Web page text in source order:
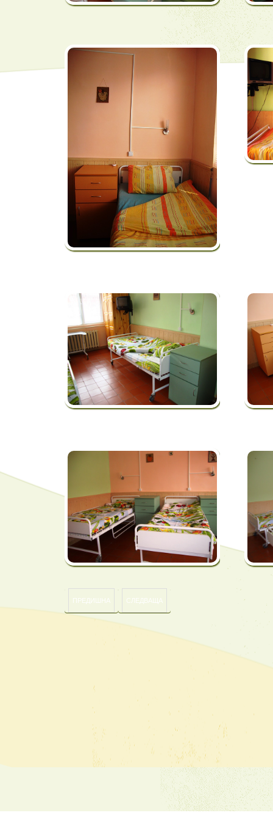
ПРЕДИШНА СЛЕДВАЩА